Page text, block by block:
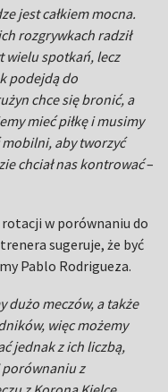
jest całkiem mocna.
rozgrywkach radził
wielu spotkań, lecz
podejdą do
chce się bronić, a
mieć piłkę i musimy
aby tworzyć
chciał nas kontrować–
w porównaniu do
sugeruje, że być
Pablo Rodrigueza.
dużo meczów, a także
więc możemy
jednak z ich liczbą,
porównaniu z